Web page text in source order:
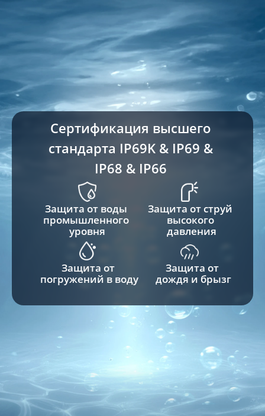
Защита от
дождя и брызг
Защита от
погружений в воду
Защита от струй
высокого
давления
Защита от воды
промышленного
уровня
Сертификация высшего
стандарта IP69K & IP69 &
IP68 & IP66